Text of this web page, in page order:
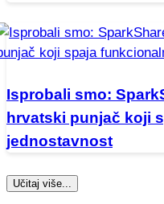
Isprobali smo:
hrvatski punjač koji
jednostavnost
Učitaj više...